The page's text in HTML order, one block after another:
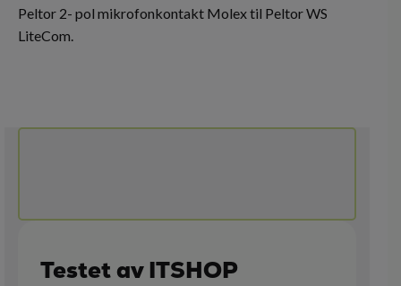
Peltor 2- pol mikrofonkontakt Molex til Peltor WS
LiteCom.
Testet av ITSHOP